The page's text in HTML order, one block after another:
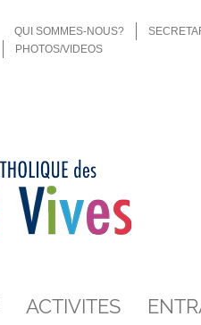
QUI SOMMES-NOUS?
PHOTOS/VIDEOS
ACTIVITES